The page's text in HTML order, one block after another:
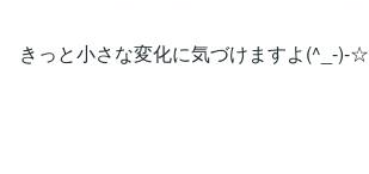
きっと小さな変化に気づけますよ(^_-)-☆